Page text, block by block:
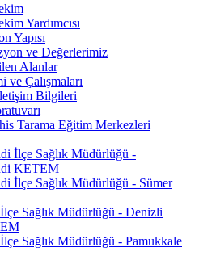
Yardımcısı
Yapısı
ve Değerlerimiz
Alanlar
Çalışmaları
Bilgileri
Tarama Eğitim Merkezleri
İlçe Sağlık Müdürlüğü -
KETEM
İlçe Sağlık Müdürlüğü - Sümer
Sağlık Müdürlüğü - Denizli
Sağlık Müdürlüğü - Pamukkale